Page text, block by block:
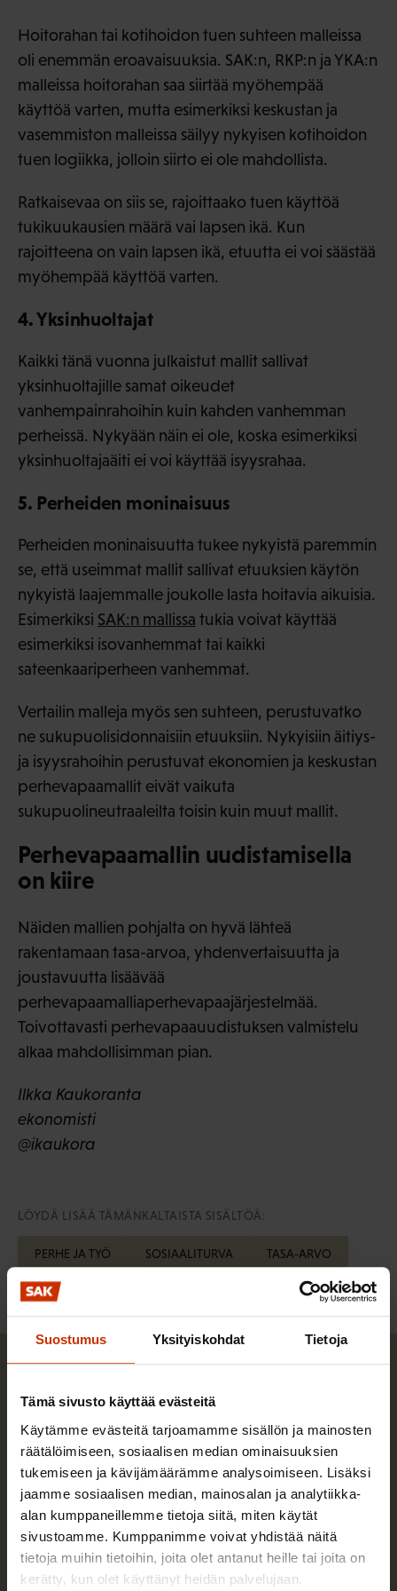
Suostumus Yksityiskohdat Tietoja
Tämä sivusto käyttää evästeitä
Käytämme evästeitä tarjoamamme sisällön ja mainosten
räätälöimiseen, sosiaalisen median ominaisuuksien
tukemiseen ja kävijämäärämme analysoimiseen. Lisäksi
jaamme sosiaalisen median, mainosalan ja analytiikka-
alan kumppaneillemme tietoja siitä, miten käytät
sivustoamme. Kumppanimme voivat yhdistää näitä
tietoja muihin tietoihin, joita olet antanut heille tai joita on
kerätty, kun olet käyttänyt heidän palvelujaan.
Hoitorahan tai kotihoidon tuen suhteen malleissa
oli enemmän eroavaisuuksia. SAK:n, RKP:n ja YKA:n
malleissa hoitorahan saa siirtää myöhempää
käyttöä varten, mutta esimerkiksi keskustan ja
vasemmiston malleissa säilyy nykyisen kotihoidon
tuen logiikka, jolloin siirto ei ole mahdollista.
Ratkaisevaa on siis se, rajoittaako tuen käyttöä
tukikuukausien määrä vai lapsen ikä. Kun
rajoitteena on vain lapsen ikä, etuutta ei voi säästää
myöhempää käyttöä varten.
4. Yksinhuoltajat
Kaikki tänä vuonna julkaistut mallit sallivat
yksinhuoltajille samat oikeudet
vanhempainrahoihin kuin kahden vanhemman
perheissä. Nykyään näin ei ole, koska esimerkiksi
yksinhuoltajaäiti ei voi käyttää isyysrahaa.
5. Perheiden moninaisuus
Perheiden moninaisuutta tukee nykyistä paremmin
se, että useimmat mallit sallivat etuuksien käytön
nykyistä laajemmalle joukolle lasta hoitavia aikuisia.
Esimerkiksi SAK:n mallissa tukia voivat käyttää
esimerkiksi isovanhemmat tai kaikki
sateenkaariperheen vanhemmat.
Vertailin malleja myös sen suhteen, perustuvatko
ne sukupuolisidonnaisiin etuuksiin. Nykyisiin äitiys-
ja isyysrahoihin perustuvat ekonomien ja keskustan
perhevapaamallit eivät vaikuta
sukupuolineutraaleilta toisin kuin muut mallit.
Perhevapaamallin uudistamisella
on kiire
Näiden mallien pohjalta on hyvä lähteä
rakentamaan tasa-arvoa, yhdenvertaisuutta ja
joustavuutta lisäävää
perhevapaamalliaperhevapaajärjestelmää.
Toivottavasti perhevapaauudistuksen valmistelu
alkaa mahdollisimman pian.
Ilkka Kaukoranta
ekonomisti
@ikaukora
LÖYDÄ LISÄÄ TÄMÄNKALTAISTA SISÄLTÖÄ:
PERHE JA TYÖ SOSIAALITURVA TASA-ARVO